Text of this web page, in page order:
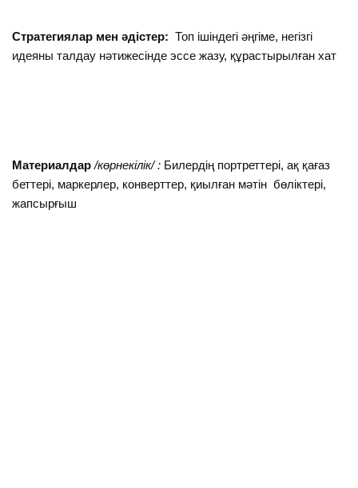
Стратегиялар мен әдістер: Топ ішіндегі әңгіме, негізгі
идеяны талдау нәтижесінде эссе жазу, құрастырылған хат
Материалдар /көрнекілік/ : Билердің портреттері, ақ қағаз
беттері, маркерлер, конверттер, қиылған мәтін бөліктері,
жапсырғыш